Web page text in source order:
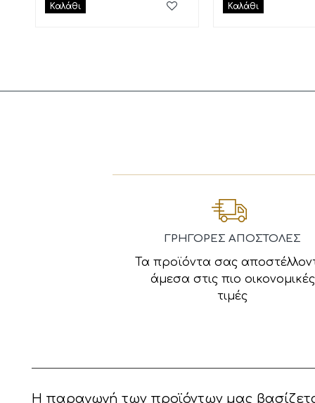
Καλάθι Καλάθι
ΓΡΗΓΟΡΕΣ ΑΠΟΣΤΟΛΕΣ
Τα προϊόντα σας
άμεσα στις πιο οικονομικές
τιμές
Η παραγωγή των προϊόντων μας